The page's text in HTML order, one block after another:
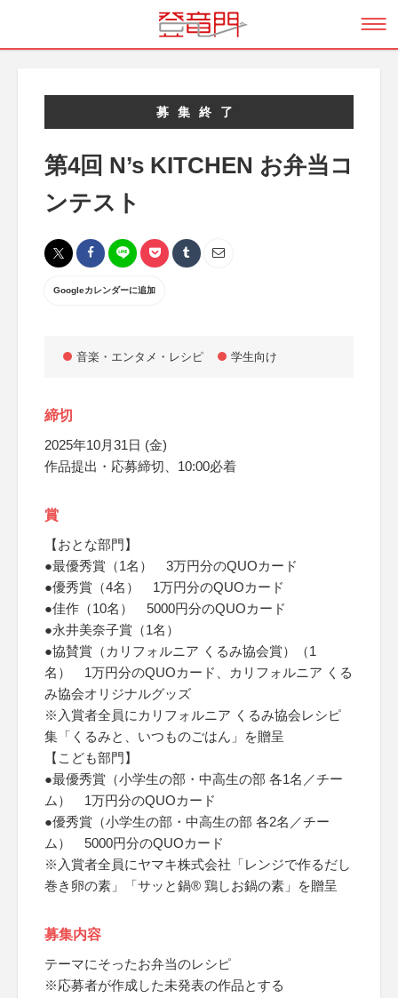
募集終了
第4回 N’s KITCHEN お弁当コ
ンテスト
Googleカレンダーに追加
音楽・エンタメ・レシピ 学生向け
締切
2025年10月31日 (金)
作品提出・応募締切、10:00必着
賞
【おとな部門】
●最優秀賞（1名） 3万円分のQUOカード
●優秀賞（4名） 1万円分のQUOカード
●佳作（10名） 5000円分のQUOカード
●永井美奈子賞（1名）
●協賛賞（カリフォルニア くるみ協会賞）（1
名） 1万円分のQUOカード、カリフォルニア くる
み協会オリジナルグッズ
※入賞者全員にカリフォルニア くるみ協会レシピ
集「くるみと、いつものごはん」を贈呈
【こども部門】
●最優秀賞（小学生の部・中高生の部 各1名／チー
ム） 1万円分のQUOカード
●優秀賞（小学生の部・中高生の部 各2名／チー
ム） 5000円分のQUOカード
※入賞者全員にヤマキ株式会社「レンジで作るだし
巻き卵の素」「サッと鍋® 鶏しお鍋の素」を贈呈
募集内容
テーマにそったお弁当のレシピ
※応募者が作成した未発表の作品とする